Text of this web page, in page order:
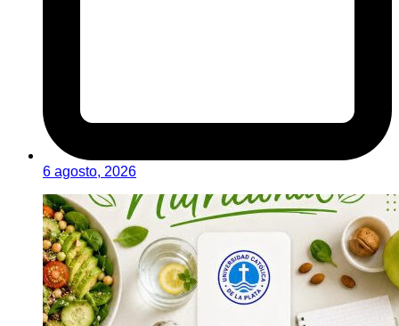
6 agosto, 2026